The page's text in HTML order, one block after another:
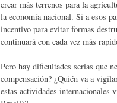
crear más terrenos para la
la economía nacional. Si a esos
incentivo para evitar formas
continuará con cada vez más
Pero hay dificultades serias que
compensación? ¿Quién va a
estas actividades internacionales